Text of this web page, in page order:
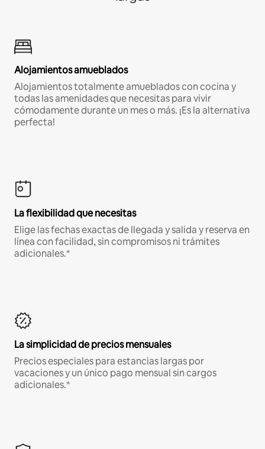
Alojamientos amueblados
Alojamientos totalmente amueblados con cocina y
todas las amenidades que necesitas para vivir
cómodamente durante un mes o más. ¡Es la alternativa
perfecta!
La flexibilidad que necesitas
Elige las fechas exactas de llegada y salida y reserva en
línea con facilidad, sin compromisos ni trámites
adicionales.*
La simplicidad de precios mensuales
Precios especiales para estancias largas por
vacaciones y un único pago mensual sin cargos
adicionales.*